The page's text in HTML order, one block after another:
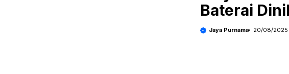
Baterai
Jaya Purnama 20/08/2025